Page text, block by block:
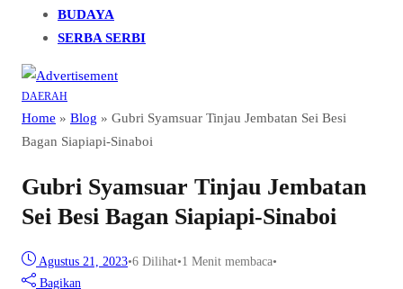
BUDAYA
SERBA SERBI
DAERAH
Home » Blog » Gubri Syamsuar Tinjau Jembatan Sei Besi
Bagan Siapiapi-Sinaboi
Gubri Syamsuar Tinjau Jembatan
Sei Besi Bagan Siapiapi-Sinaboi
Agustus 21, 2023•6 Dilihat•1 Menit membaca•
Bagikan